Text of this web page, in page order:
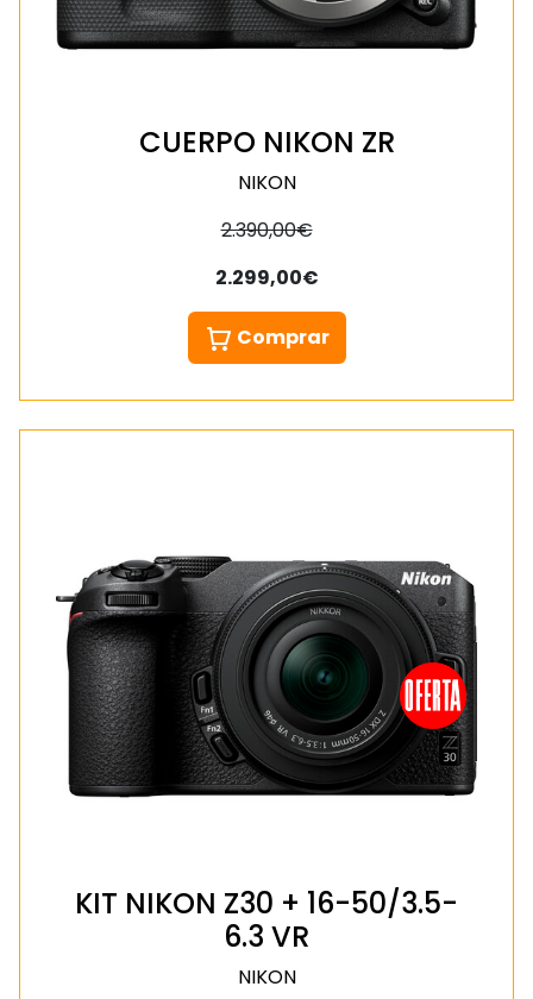
CUERPO NIKON ZR
NIKON
2.390,00€
2.299,00€
Comprar
KIT NIKON Z30 + 16-50/3.5-
6.3 VR
NIKON